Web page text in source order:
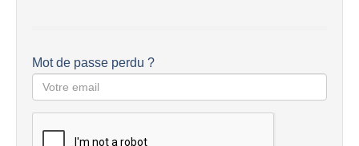
Mot de passe perdu ?